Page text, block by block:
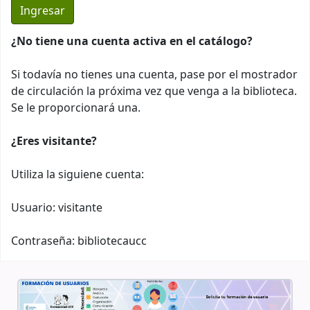
¿No tiene una cuenta activa en el catálogo?
Si todavía no tienes una cuenta, pase por el mostrador
de circulación la próxima vez que venga a la biblioteca.
Se le proporcionará una.
¿Eres visitante?
Utiliza la siguiene cuenta:
Usuario: visitante
Contraseña: bibliotecaucc